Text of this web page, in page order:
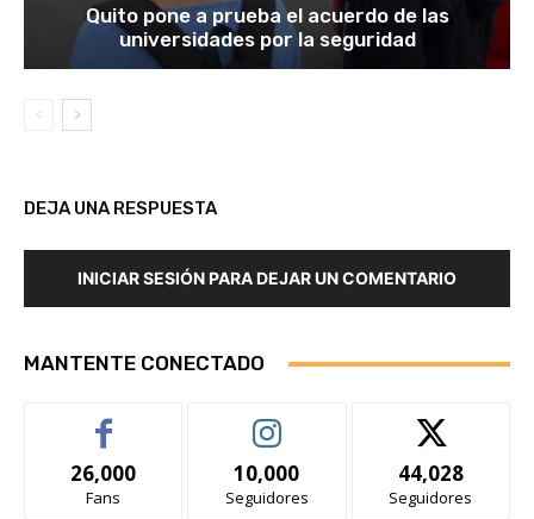
Quito pone a prueba el acuerdo de las
universidades por la seguridad
DEJA UNA RESPUESTA
INICIAR SESIÓN PARA DEJAR UN COMENTARIO
MANTENTE CONECTADO
26,000
Fans
10,000
Seguidores
44,028
Seguidores